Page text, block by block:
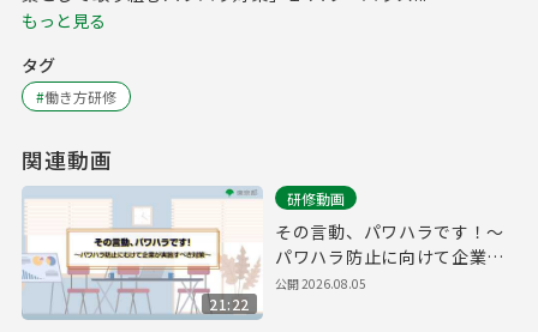
もっと見る
タグ
#働き方研修
関連動画
21:22
研修動画
その言動、パワハラです！～
パワハラ防止に向けて企業が
実施すべき対策～
公開2026.08.05